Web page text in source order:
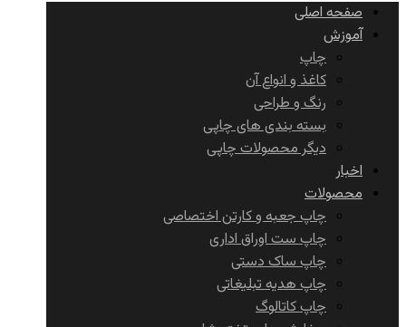
صفحه اصلی
آموزش
چاپ
کاغذ و انواع آن
رنگ و طراحی
بسته بندی های چاپی
دیگر محصولات چاپی
اخبار
محصولات
چاپ جعبه و کارتن اختصاصی
چاپ ست اوراق اداری
چاپ ساک دستی
چاپ هدیه تبلیغاتی
چاپ کاتالوگ